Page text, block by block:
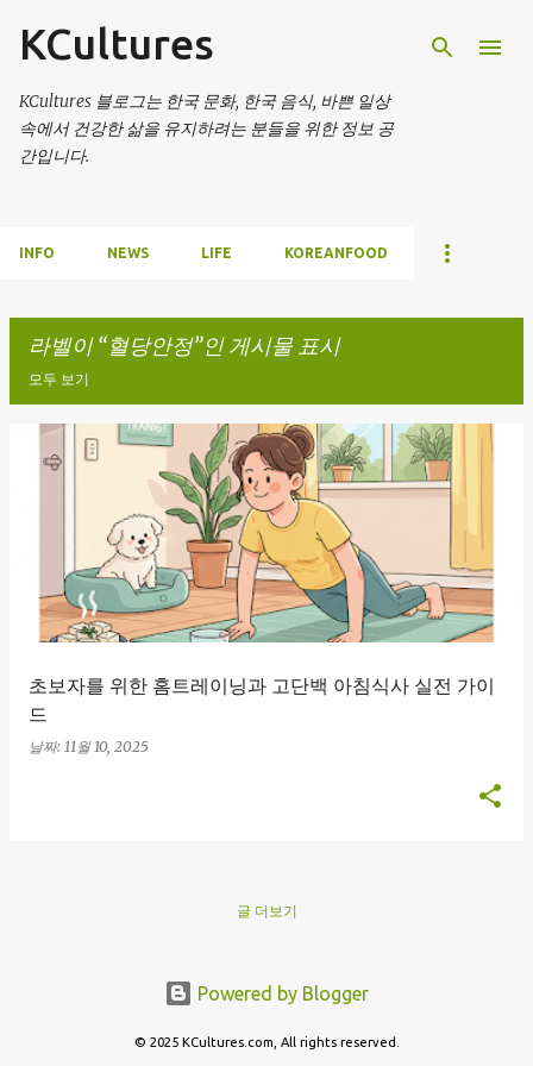
KCultures
KCultures 블로그는 한국 문화, 한국 음식, 바쁜 일상
속에서 건강한 삶을 유지하려는 분들을 위한 정보 공
간입니다.
INFO NEWS LIFE KOREANFOOD
라벨이 혈당안정 인 게시물 표시
모두 보기
초보자를 위한 홈트레이닝과 고단백 아침식사 실전 가이
드
날짜: 11월 10, 2025
글 더보기
Powered by Blogger
© 2025 KCultures.com, All rights reserved.